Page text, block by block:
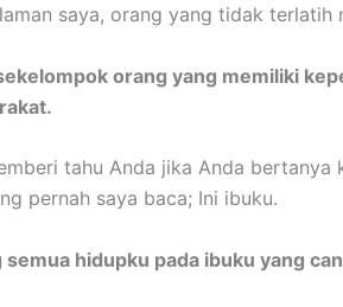
saya, orang yang tidak terlatih
orang yang memiliki
tahu Anda jika Anda bertanya
pernah saya baca; Ini ibuku.
hidupku pada ibuku yang